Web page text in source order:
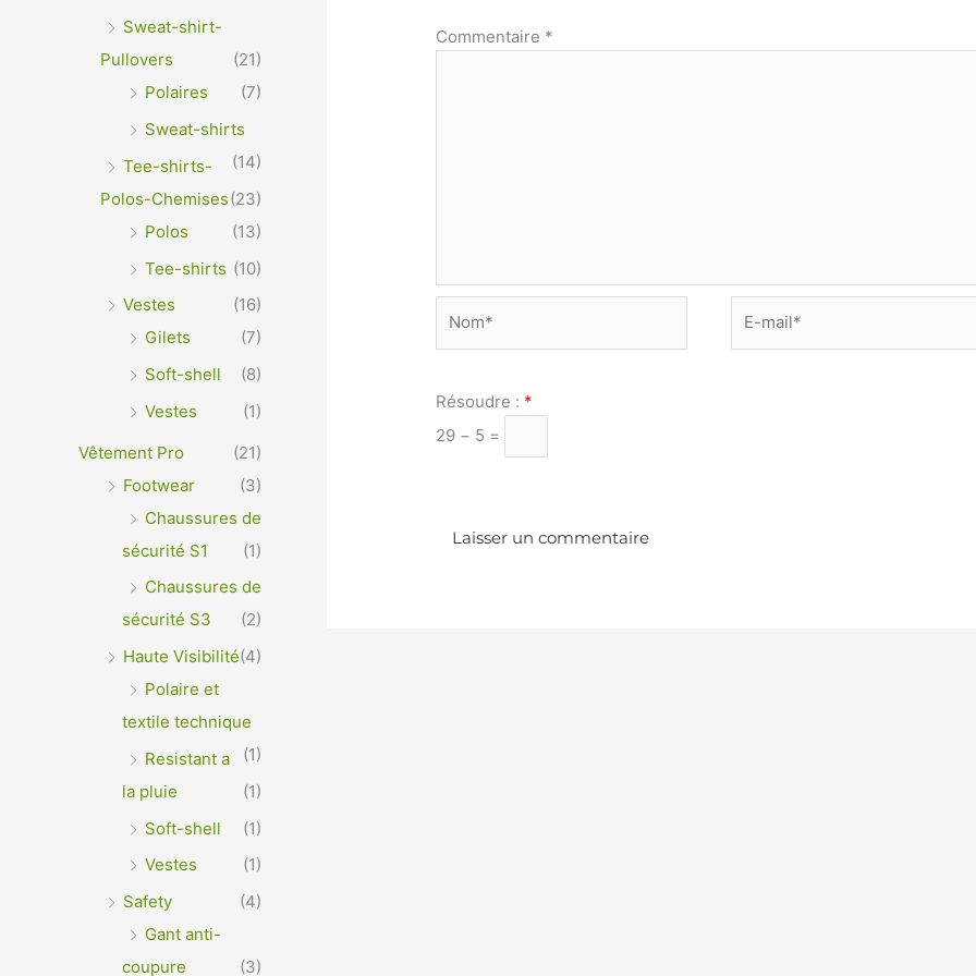
Sweat-shirt-
Pullovers
(21)
Polaires
(7)
Sweat-shirts
(14)
Tee-shirts-
Polos-Chemises(23)
Polos
(13)
Tee-shirts (10)
Vestes
(16)
Gilets
(7)
Soft-shell
(8)
Vestes
(1)
Vêtement Pro
(21)
Footwear
(3)
Chaussures de
sécurité S1
(1)
Chaussures de
sécurité S3
(2)
Haute Visibilité(4)
Polaire et
textile technique
(1)
Resistant a
la pluie
(1)
Soft-shell
(1)
Vestes
(1)
Safety
(4)
Gant anti-
coupure
(3)
Commentaire *
mail*
Résoudre : *
29 − 5 =